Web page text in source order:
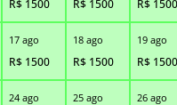
R$ 1500 R$ 1500 R$ 1500
17 ago
R$ 1500
18 ago
R$ 1500
19 ago
R$ 1500
24 ago 25 ago 26 ago